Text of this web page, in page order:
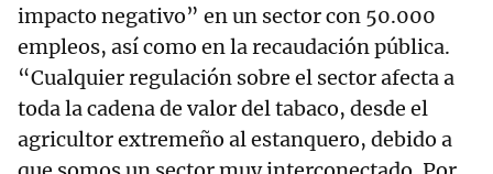
impacto negativo” en un sector con 50.000
empleos, así como en la recaudación pública.
“Cualquier regulación sobre el sector afecta a
toda la cadena de valor del tabaco, desde el
agricultor extremeño al estanquero, debido a